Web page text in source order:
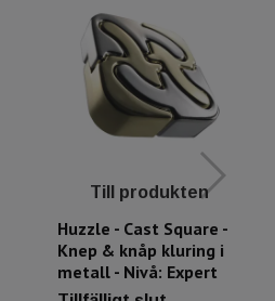
Till produkten
Huzzle - Cast Square -
Knep & knåp kluring i
metall - Nivå: Expert